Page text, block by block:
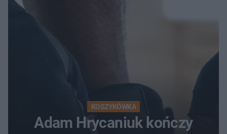
KOSZYKÓWKA
Adam Hrycaniuk kończy